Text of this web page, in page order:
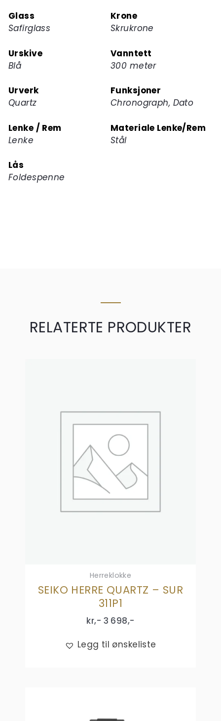
produktet
Glass
Safirglass
Krone
Skrukrone
Urskive
Blå
Vanntett
300 meter
Urverk
Quartz
Funksjoner
Chronograph, Dato
Lenke / Rem
Lenke
Materiale Lenke/Rem
Stål
Lås
Foldespenne
RELATERTE PRODUKTER
Herreklokke
SEIKO HERRE QUARTZ – SUR
311P1
kr,- 3 698,-
Legg til ønskeliste